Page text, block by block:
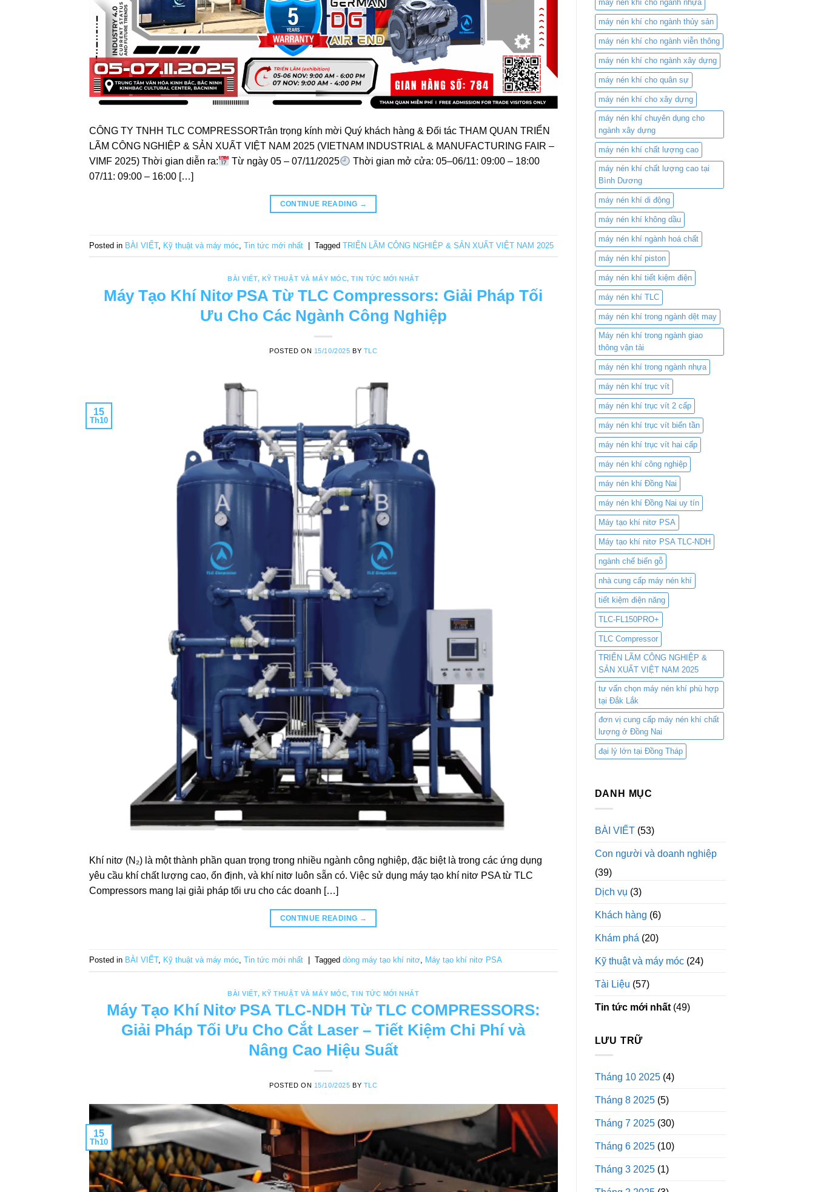
CÔNG TY TNHH TLC COMPRESSORTrân trọng kính mời Quý khách hàng & Đối tác THAM QUAN TRIỂN
LÃM CÔNG NGHIỆP & SẢN XUẤT VIỆT NAM 2025 (VIETNAM INDUSTRIAL & MANUFACTURING FAIR –
VIMF 2025) Thời gian diễn ra:
Từ ngày 05 – 07/11/2025
Thời gian mở cửa: 05–06/11: 09:00 – 18:00
07/11: 09:00 – 16:00 […]
CONTINUE READING →
Posted in BÀI VIẾT, Kỹ thuật và máy móc Tin tức mới nhất | Tagged TRIỂN LÃM CÔNG NGHIỆP & SẢN XUẤT VIỆT NAM 2025
BÀI VIẾT, KỸ THUẬT VÀ MÁY MÓC,TIN TỨC MỚI NHẤT
Máy Tạo Khí Nitơ PSA Từ TLC Compressors: Giải Pháp Tối
Ưu Cho Các Ngành Công Nghiệp
POSTED ON 15/10/2025 BY TLC
15
Th10
Khí nitơ (N₂) là một thành phần quan trọng trong nhiều ngành công nghiệp, đặc biệt là trong các ứng dụng
yêu cầu khí chất lượng cao, ổn định, và khí nitơ luôn sẵn có. Việc sử dụng máy tạo khí nitơ PSA từ TLC
Compressors mang lại giải pháp tối ưu cho các doanh […]
CONTINUE READING →
Posted in BÀI VIẾT, Kỹ thuật và máy móc Tin tức mới nhất Tagged dòng máy tạo khí nitơ Máy tạo khí nitơ PSA
BÀI VIẾT, KỸ THUẬT VÀ MÁY MÓC,TIN TỨC MỚI NHẤT
Máy Tạo Khí Nitơ PSA TLC-NDH Từ TLC COMPRESSORS:
Giải Pháp Tối Ưu Cho Cắt Laser – Tiết Kiệm Chi Phí và
Nâng Cao Hiệu Suất
POSTED ON 15/10/2025 BY TLC
15
Th10
máy nén khí cho ngành nhựa
máy nén khí cho ngành thủy sản
máy nén khí cho ngành viễn thông
máy nén khí cho ngành xây dựng
máy nén khí cho quân sự
máy nén khí cho xây dựng
máy nén khí chuyên dụng cho
ngành xây dựng
máy nén khí chất lượng cao
máy nén khí chất lượng cao tại
Bình Dương
máy nén khí di động
máy nén khí không dầu
máy nén khí ngành hoá chất
máy nén khí piston
máy nén khí tiết kiệm điện
máy nén khí TLC
máy nén khí trong ngành dệt may
Máy nén khí trong ngành giao
thông vận tải
máy nén khí trong ngành nhựa
máy nén khí trục vít
máy nén khí trục vít 2 cấp
máy nén khí trục vít biến tần
máy nén khí trục vít hai cấp
máy nén khí công nghiệp
máy nén khí Đồng Nai
máy nén khí Đồng Nai uy tín
Máy tạo khí nitơ PSA
Máy tạo khí nitơ PSA TLC-NDH
ngành chế biến gỗ
nhà cung cấp máy nén khí
tiết kiệm điện năng
TLC-FL150PRO+
TLC Compressor
TRIỂN LÃM CÔNG NGHIỆP &
SẢN XUẤT VIỆT NAM 2025
tư vấn chọn máy nén khí phù hợp
tại Đắk Lắk
đơn vị cung cấp máy nén khí chất
lượng ở Đồng Nai
đại lý lớn tại Đồng Tháp
DANH MỤC
BÀI VIẾT(53)
Con người và doanh nghiệp
(39)
Dịch vụ (3)
Khách hàng (6)
Khám phá (20)
Kỹ thuật và máy móc(24)
Tài Liệu (57)
Tin tức mới nhất(49)
LƯU TRỮ
Tháng 10 2025(4)
Tháng 8 2025(5)
Tháng 7 2025(30)
Tháng 6 2025(10)
Tháng 3 2025(1)